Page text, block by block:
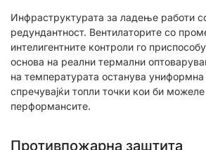
Инфраструктурата за ладење работи
редундантност. Вентилаторите со
интелигентните контроли го
основа на реални термални
на температурата останува униформна
спречувајќи топли точки кои би
перформансите.
Противпожарна заштита